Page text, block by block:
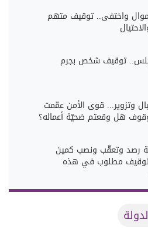
واختفى.. توقيف متهم
توقيف شخص بجرم
وتزوير... قوى الأمن عمّمت
هل وقعتم ضحيّة أعماله؟
رصد وتعقّب ونصب كمين
مطلوب في هذه